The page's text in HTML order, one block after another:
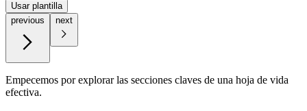
Usar plantilla
previous
next
Empecemos por explorar las secciones claves de una hoja de vida
efectiva.